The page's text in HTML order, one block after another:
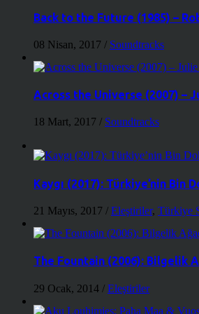
Back to the Future (1985) –
08 Nisan, 2017 / Soundtracks
Across the Universe (2007) –
18 Mart, 2017 / Soundtracks
Kaygı (2017): Türkiye’nin Bin
21 Mayıs, 2017 / Eleştiriler, Türkiye
The Fountain (2006): Bilgelik
29 Ocak, 2014 / Eleştiriler